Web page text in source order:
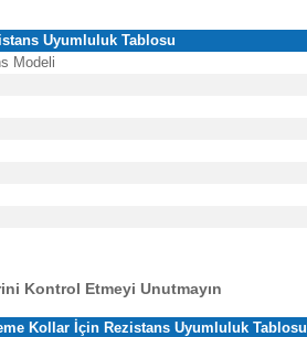
Uyumluluk Tablosu
Modeli
Kontrol Etmeyi Unutmayın
Kollar İçin Rezistans Uyumluluk